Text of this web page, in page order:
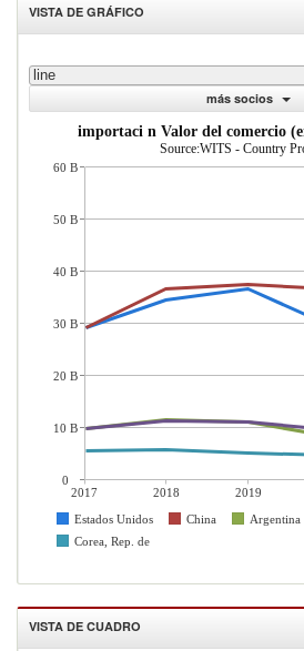
VISTA DE GRÁFICO
line
más socios
importaci n Valor del comercio
Source:WITS - Country
2017 2018 2019
Estados Unidos
China Argentina
Corea, Rep. de
60 B
50 B
40 B
30 B
20 B
10 B
0
VISTA DE CUADRO